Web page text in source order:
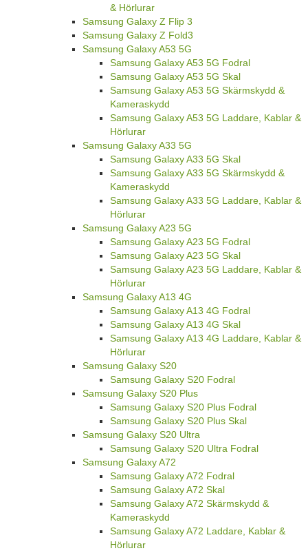
& Hörlurar
Samsung Galaxy Z Flip 3
Samsung Galaxy Z Fold3
Samsung Galaxy A53 5G
Samsung Galaxy A53 5G Fodral
Samsung Galaxy A53 5G Skal
Samsung Galaxy A53 5G Skärmskydd &
Kameraskydd
Samsung Galaxy A53 5G Laddare, Kablar &
Hörlurar
Samsung Galaxy A33 5G
Samsung Galaxy A33 5G Skal
Samsung Galaxy A33 5G Skärmskydd &
Kameraskydd
Samsung Galaxy A33 5G Laddare, Kablar &
Hörlurar
Samsung Galaxy A23 5G
Samsung Galaxy A23 5G Fodral
Samsung Galaxy A23 5G Skal
Samsung Galaxy A23 5G Laddare, Kablar &
Hörlurar
Samsung Galaxy A13 4G
Samsung Galaxy A13 4G Fodral
Samsung Galaxy A13 4G Skal
Samsung Galaxy A13 4G Laddare, Kablar &
Hörlurar
Samsung Galaxy S20
Samsung Galaxy S20 Fodral
Samsung Galaxy S20 Plus
Samsung Galaxy S20 Plus Fodral
Samsung Galaxy S20 Plus Skal
Samsung Galaxy S20 Ultra
Samsung Galaxy S20 Ultra Fodral
Samsung Galaxy A72
Samsung Galaxy A72 Fodral
Samsung Galaxy A72 Skal
Samsung Galaxy A72 Skärmskydd &
Kameraskydd
Samsung Galaxy A72 Laddare, Kablar &
Hörlurar